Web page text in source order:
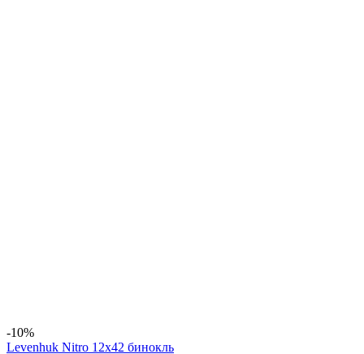
-10%
Levenhuk Nitro 12x42 бинокль